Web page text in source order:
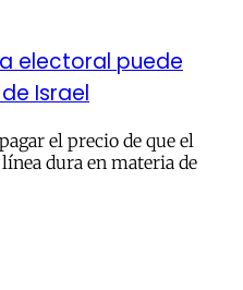
electoral puede
Israel
el precio de que el
dura en materia de